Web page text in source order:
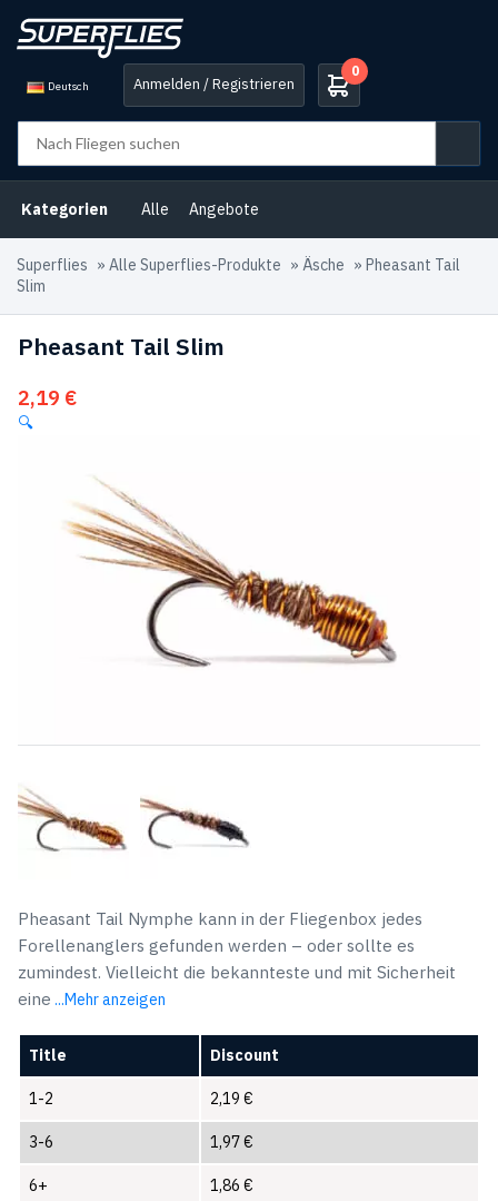
Deutsch Anmelden / Registrieren
0
Kategorien Alle Angebote
Superflies » Alle Superflies-Produkte » Äsche » Pheasant Tail
Slim
Pheasant Tail Slim
2,19 €
🔍
Pheasant Tail Nymphe kann in der Fliegenbox jedes
Forellenanglers gefunden werden – oder sollte es
zumindest. Vielleicht die bekannteste und mit Sicherheit
eine ...Mehr anzeigen
Title Discount
1-2 2,19 €
3-6 1,97€
6+ 1,86 €